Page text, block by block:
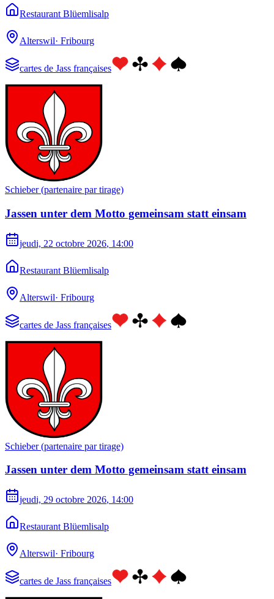
Restaurant Blüemlisalp
Alterswil· Fribourg
cartes de Jass françaises
Schieber (partenaire par tirage)
Jassen unter dem Motto gemeinsam statt einsam
jeudi, 22 octobre 2026, 14:00
Restaurant Blüemlisalp
Alterswil· Fribourg
cartes de Jass françaises
Schieber (partenaire par tirage)
Jassen unter dem Motto gemeinsam statt einsam
jeudi, 29 octobre 2026, 14:00
Restaurant Blüemlisalp
Alterswil· Fribourg
cartes de Jass françaises